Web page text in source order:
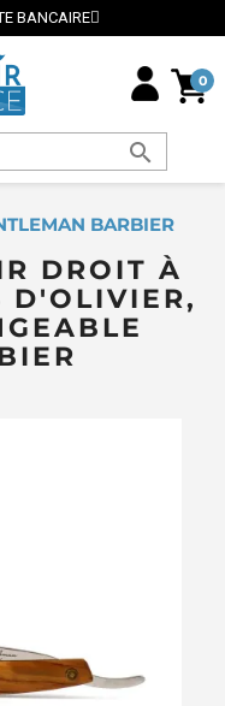
⭐ LIVRAISON GRATUITE EN
0
search
BARBIER
DROIT À
D'OLIVIER,